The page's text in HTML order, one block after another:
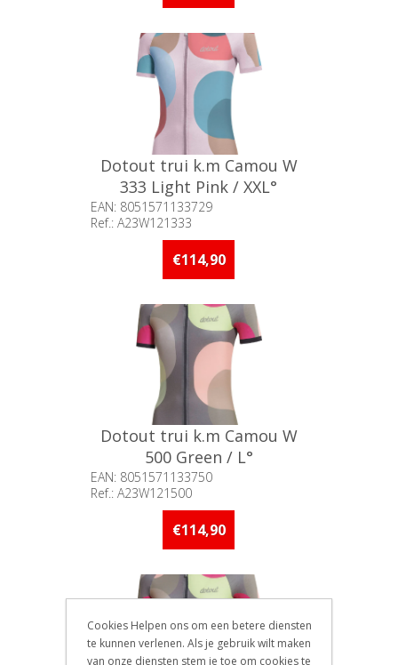
Dotout trui k.m Camou W
333 Light Pink / XXL°
EAN: 8051571133729
Ref.: A23W121333
Beschikbaarheid:: Minder dan 5
stuks op voorraad
€114,90
Dotout trui k.m Camou W
500 Green / L°
EAN: 8051571133750
Ref.: A23W121500
Beschikbaarheid:: 5 stuks of
meer op voorraad
€114,90
Cookies Helpen ons om een betere diensten
te kunnen verlenen. Als je gebruik wilt maken
van onze diensten stem je toe om cookies te